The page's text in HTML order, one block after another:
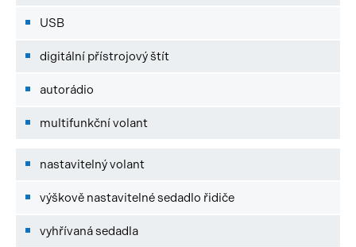
USB
digitální přístrojový štít
autorádio
multifunkční volant
nastavitelný volant
výškově nastavitelné sedadlo řidiče
vyhřívaná sedadla